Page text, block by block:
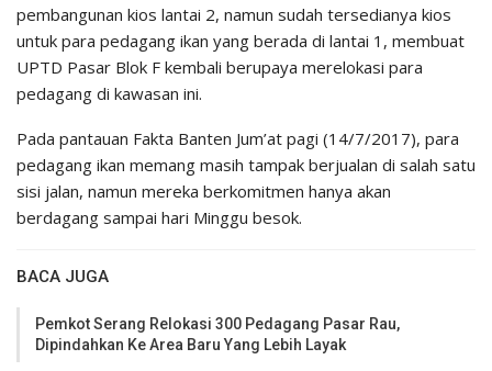
pembangunan kios lantai 2, namun sudah tersedianya kios
untuk para pedagang ikan yang berada di lantai 1, membuat
UPTD Pasar Blok F kembali berupaya merelokasi para
pedagang di kawasan ini.
Pada pantauan Fakta Banten Jum’at pagi (14/7/2017), para
pedagang ikan memang masih tampak berjualan di salah satu
sisi jalan, namun mereka berkomitmen hanya akan
berdagang sampai hari Minggu besok.
BACA JUGA
Pemkot Serang Relokasi 300 Pedagang Pasar Rau,
Dipindahkan Ke Area Baru Yang Lebih Layak